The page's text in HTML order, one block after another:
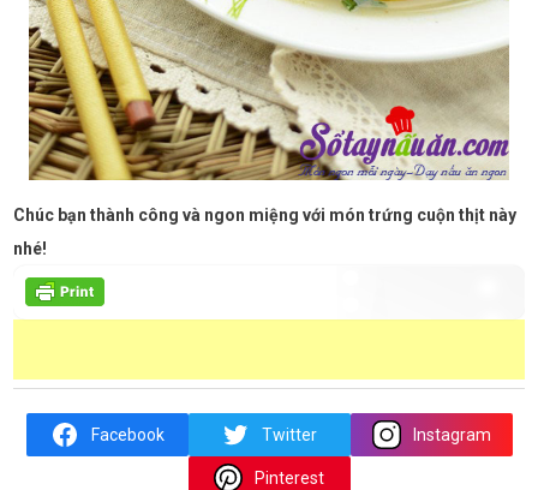
Chúc bạn thành công và ngon miệng với món trứng cuộn thịt này
nhé!
Facebook Twitter Instagram
Pinterest